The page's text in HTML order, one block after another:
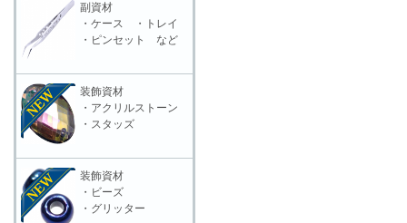
副資材
・ケース ・トレイ
・ピンセット など
装飾資材
・アクリルストーン
・スタッズ
装飾資材
・ビーズ
・グリッター